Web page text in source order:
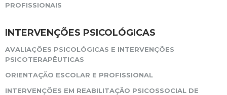
PROFISSIONAIS
INTERVENÇÕES PSICOLÓGICAS
AVALIAÇÕES PSICOLÓGICAS E INTERVENÇÕES
PSICOTERAPÊUTICAS
ORIENTAÇÃO ESCOLAR E PROFISSIONAL
INTERVENÇÕES EM REABILITAÇÃO PSICOSSOCIAL DE